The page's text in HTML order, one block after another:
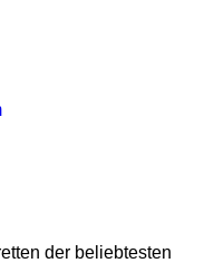
der beliebtesten